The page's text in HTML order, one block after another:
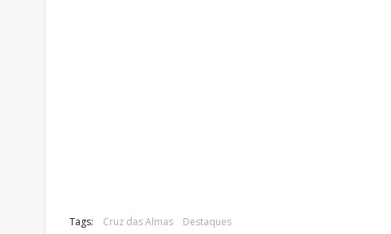
Tags: Cruz das Almas Destaques